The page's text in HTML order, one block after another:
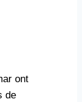
ont
de